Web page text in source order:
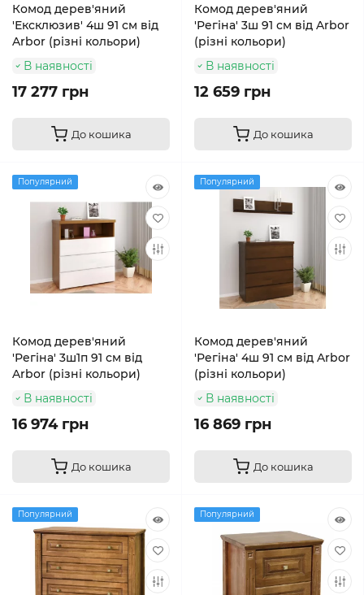
Комод дерев'яний
'Ексклюзив' 4ш 91 см від
Arbor (різні кольори)
В наявності
17 277 грн
До кошика
Комод дерев'яний
'Регіна' 3ш 91 см від Arbor
(різні кольори)
В наявності
12 659 грн
До кошика
Популярний
Комод дерев'яний
'Регіна' 3ш1п 91 см від
Arbor (різні кольори)
В наявності
16 974 грн
До кошика
Популярний
Комод дерев'яний
'Регіна' 4ш 91 см від Arbor
(різні кольори)
В наявності
16 869 грн
До кошика
Популярний Популярний